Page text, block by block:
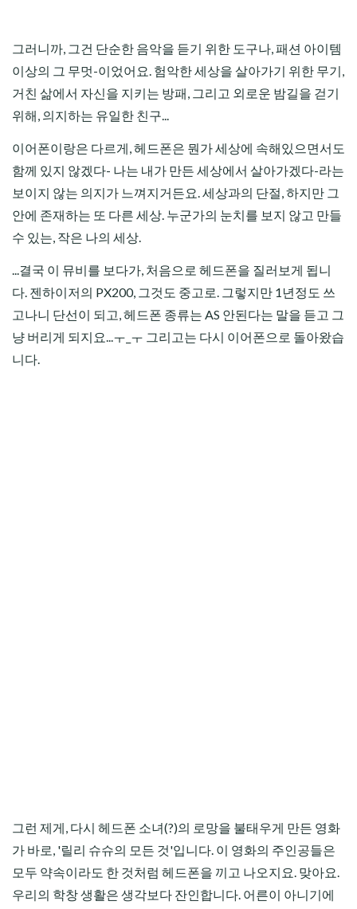
그러니까, 그건 단순한 음악을 듣기 위한 도구나, 패션 아이템
이상의 그 무멋-이었어요. 험악한 세상을 살아가기 위한 무기,
거친 삶에서 자신을 지키는 방패, 그리고 외로운 밤길을 걷기
위해, 의지하는 유일한 친구...
이어폰이랑은 다르게, 헤드폰은 뭔가 세상에 속해있으면서도
함께 있지 않겠다- 나는 내가 만든 세상에서 살아가겠다-라는
보이지 않는 의지가 느껴지거든요. 세상과의 단절, 하지만 그
안에 존재하는 또 다른 세상. 누군가의 눈치를 보지 않고 만들
수 있는, 작은 나의 세상.
...결국 이 뮤비를 보다가, 처음으로 헤드폰을 질러보게 됩니
다. 젠하이저의 PX200, 그것도 중고로. 그렇지만 1년정도 쓰
고나니 단선이 되고, 헤드폰 종류는 AS 안된다는 말을 듣고 그
냥 버리게 되지요...ㅜ_ㅜ 그리고는 다시 이어폰으로 돌아왔습
니다.
그런 제게, 다시 헤드폰 소녀(?)의 로망을 불태우게 만든 영화
가 바로, '릴리 슈슈의 모든 것'입니다. 이 영화의 주인공들은
모두 약속이라도 한 것처럼 헤드폰을 끼고 나오지요. 맞아요.
우리의 학창 생활은 생각보다 잔인합니다. 어른이 아니기에